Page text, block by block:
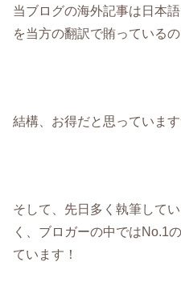
当ブログの海外記事は日本
を当方の翻訳で賄っているの
そして、先日多く執筆して
く、ブロガーの中ではNo.1
ています！